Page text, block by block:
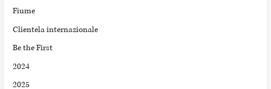
Fiume
Clientela internazionale
Be the First
2024
2025